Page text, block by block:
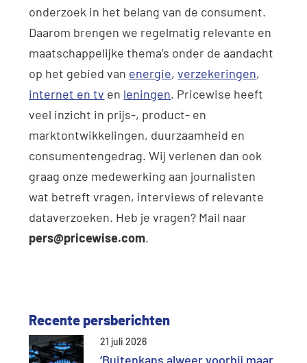
onderzoek in het belang van de consument.
Daarom brengen we regelmatig relevante en
maatschappelijke thema’s onder de aandacht
op het gebied van energie,verzekeringen,
internet en tv en leningen. Pricewise heeft
veel inzicht in prijs-, product- en
marktontwikkelingen, duurzaamheid en
consumentengedrag. Wij verlenen dan ook
graag onze medewerking aan journalisten
wat betreft vragen, interviews of relevante
dataverzoeken. Heb je vragen? Mail naar
pers@pricewise.com.
Recente persberichten
21 juli 2026
‘Buitenkans alweer voorbij maar